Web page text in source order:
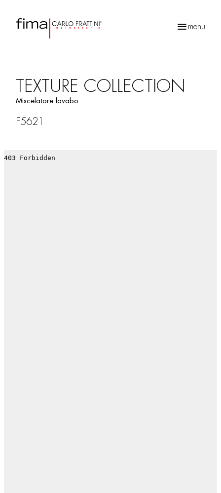
menu
TEXTURE COLLECTION
Miscelatore lavabo
F5621